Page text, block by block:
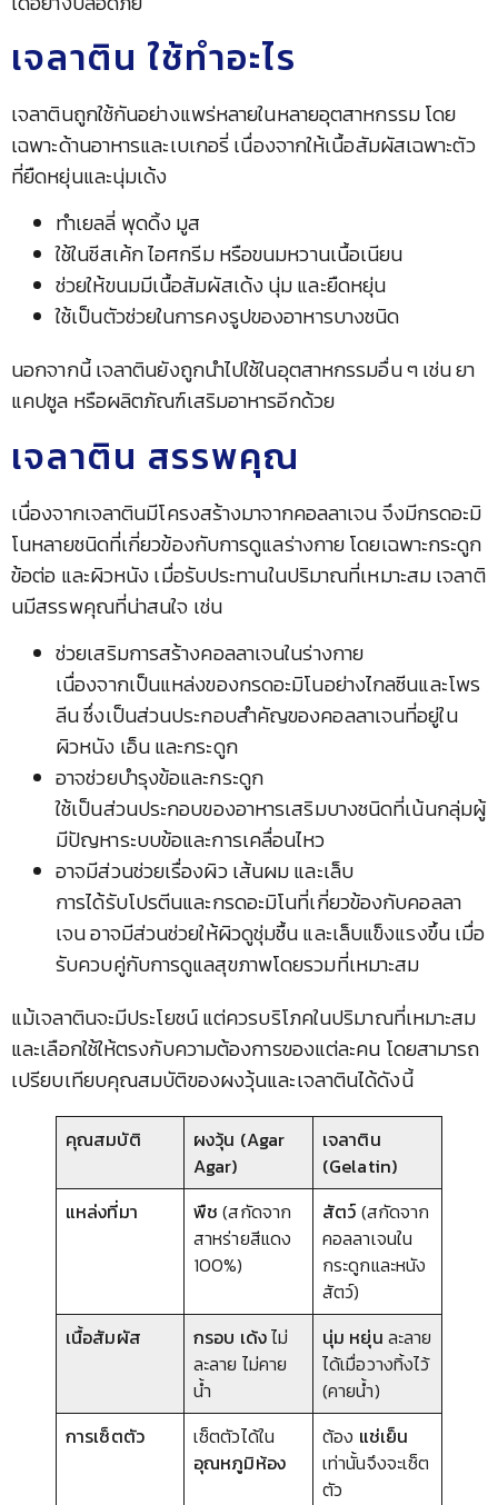
เจลาติน ใช้ทําอะไร
เจลาตินถูกใช้กันอย่างแพร่หลายในหลายอุตสาหกรรม โดย
เฉพาะด้านอาหารและเบเกอรี่ เนื่องจากให้เนื้อสัมผัสเฉพาะตัว
ที่ยืดหยุ่นและนุ่มเด้ง
ทำเยลลี่ พุดดิ้ง มูส
ใช้ในชีสเค้ก ไอศกรีม หรือขนมหวานเนื้อเนียน
ช่วยให้ขนมมีเนื้อสัมผัสเด้ง นุ่ม และยืดหยุ่น
ใช้เป็นตัวช่วยในการคงรูปของอาหารบางชนิด
นอกจากนี้ เจลาตินยังถูกนำไปใช้ในอุตสาหกรรมอื่น ๆ เช่น ยา
แคปซูล หรือผลิตภัณฑ์เสริมอาหารอีกด้วย
เจลาติน สรรพคุณ
เนื่องจากเจลาตินมีโครงสร้างมาจากคอลลาเจน จึงมีกรดอะมิ
โนหลายชนิดที่เกี่ยวข้องกับการดูแลร่างกาย โดยเฉพาะกระดูก
ข้อต่อ และผิวหนัง เมื่อรับประทานในปริมาณที่เหมาะสม เจลาติ
นมีสรรพคุณที่น่าสนใจ เช่น
ช่วยเสริมการสร้างคอลลาเจนในร่างกาย
เนื่องจากเป็นแหล่งของกรดอะมิโนอย่างไกลซีนและโพร
ลีน ซึ่งเป็นส่วนประกอบสำคัญของคอลลาเจนที่อยู่ใน
ผิวหนัง เอ็น และกระดูก
อาจช่วยบำรุงข้อและกระดูก
ใช้เป็นส่วนประกอบของอาหารเสริมบางชนิดที่เน้นกลุ่มผู้
มีปัญหาระบบข้อและการเคลื่อนไหว
อาจมีส่วนช่วยเรื่องผิว เส้นผม และเล็บ
การได้รับโปรตีนและกรดอะมิโนที่เกี่ยวข้องกับคอลลา
เจน อาจมีส่วนช่วยให้ผิวดูชุ่มชื้น และเล็บแข็งแรงขึ้น เมื่อ
รับควบคู่กับการดูแลสุขภาพโดยรวมที่เหมาะสม
แม้เจลาตินจะมีประโยชน์ แต่ควรบริโภคในปริมาณที่เหมาะสม
และเลือกใช้ให้ตรงกับความต้องการของแต่ละคน โดยสามารถ
เปรียบเทียบคุณสมบัติของผงวุ้นและเจลาตินได้ดังนี้
คุณสมบัติ
ผงวุ้น (Agar
Agar)
เจลาติน
(Gelatin)
แหล่งที่มา
พืช (สกัดจาก
สาหร่ายสีแดง
100%)
สัตว์ (สกัดจาก
คอลลาเจนใน
กระดูกและหนัง
สัตว์)
เนื้อสัมผัส
กรอบ เด้งไม่
ละลาย ไม่คาย
น้ำ
นุ่ม หยุ่น ละลาย
ได้เมื่อวางทิ้งไว้
(คายน้ำ)
การเซ็ตตัว
เซ็ตตัวได้ใน
อุณหภูมิห้อง
ต้อง แช่เย็น
เท่านั้นจึงจะเซ็ต
ตัว